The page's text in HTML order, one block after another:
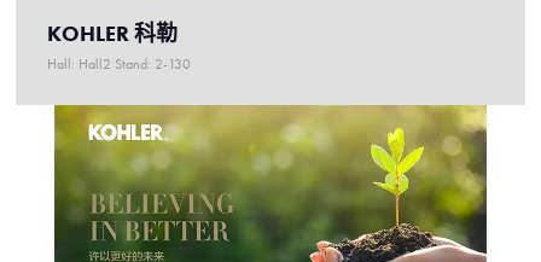
KOHLER 科勒
Hall: Hall2 Stand: 2-130